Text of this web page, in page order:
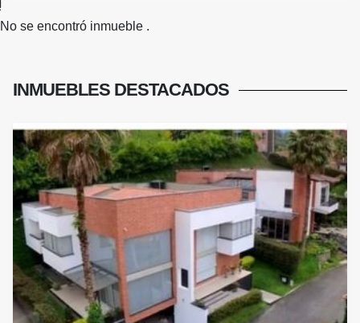
No se encontró inmueble .
INMUEBLES DESTACADOS